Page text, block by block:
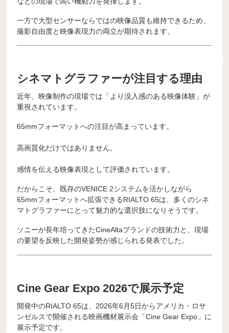
一方で大型センサーならではの映像品質も維持できるため、
撮影自由度と映像表現力の両立が期待されます。
シネマトグラファーが注目する理由
近年、映像制作の現場では「より没入感のある映像体験」が
重視されています。
65mmフォーマットへの注目が高まっています。
高画質化だけではありません。
感情を伝える映像表現として評価されています。
だからこそ、既存のVENICE 2システムを活かしながら
65mmフォーマットへ拡張できるRIALTO 65は、多くのシネ
マトグラファーにとって魅力的な選択肢になりそうです。
ソニーが長年培ってきたCineAltaブランドの技術力と、現場
の要望を反映した開発姿勢が感じられる発表でした。
Cine Gear Expo 2026で展示予定
開発中のRIALTO 65は、2026年6月5日からアメリカ・ロサ
ンゼルスで開催される映画機材展示会「Cine Gear Expo」に
展示予定です。